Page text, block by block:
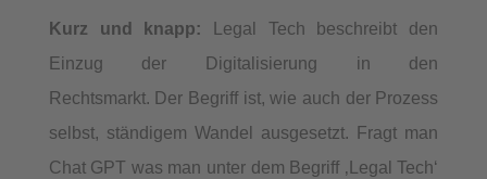
Kurz und knapp: Legal Tech beschreibt den
Einzug der Digitalisierung in den
Rechtsmarkt. Der Begriff ist, wie auch der Prozess
selbst, ständigem Wandel ausgesetzt. Fragt man
Chat GPT was man unter dem Begriff ‚Legal Tech‘